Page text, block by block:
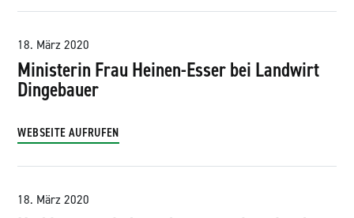
18. März 2020
Ministerin Frau Heinen-Esser bei Landwirt
Dingebauer
WEBSEITE AUFRUFEN
18. März 2020